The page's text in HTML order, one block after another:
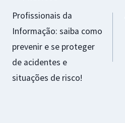
de
artigos
Profissionais da
Informação: saiba como
prevenir e se proteger
de acidentes e
situações de risco!